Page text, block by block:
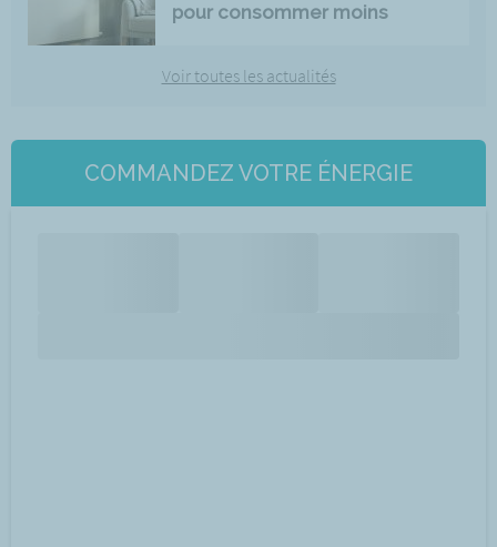
pour consommer moins
Voir toutes les actualités
COMMANDEZ VOTRE ÉNERGIE